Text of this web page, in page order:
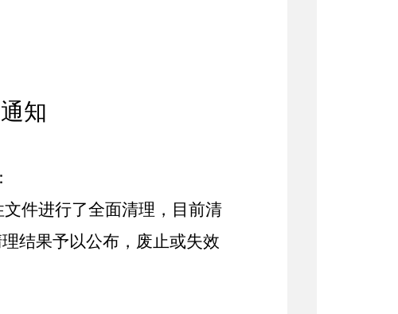
知
件进行了全面清理，目前清
结果予以公布，废止或失效